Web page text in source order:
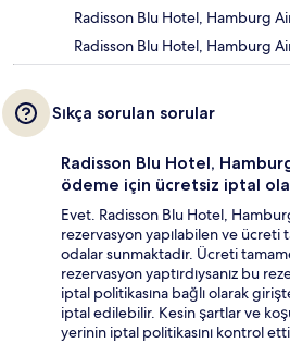
Radisson Blu Hotel, Hamburg
Radisson Blu Hotel, Hamburg
Sıkça sorulan sorular
Radisson Blu Hotel,
ödeme için ücretsiz iptal
Evet. Radisson Blu Hotel,
rezervasyon yapılabilen ve
odalar sunmaktadır. Ücreti
rezervasyon yaptırdıysanız bu
iptal politikasına bağlı olarak
iptal edilebilir. Kesin şartlar ve
yerinin iptal politikasını kontrol